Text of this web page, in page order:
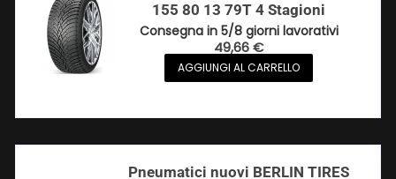
155 80 13 79T 4 Stagioni
Consegna in 5/8 giorni lavorativi
49,66€
AGGIUNGI AL CARRELLO
Pneumatici nuovi BERLIN TIRES